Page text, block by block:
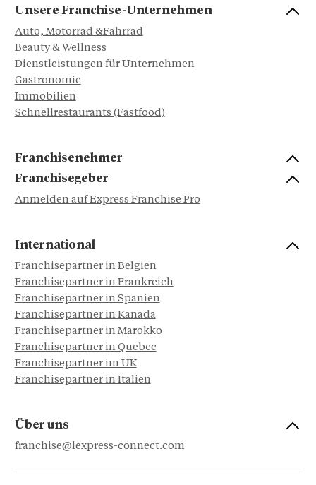
Unsere Franchise-Unternehmen
Auto, Motorrad &Fahrrad
Beauty & Wellness
Dienstleistungen für Unternehmen
Gastronomie
Immobilien
Schnellrestaurants (Fastfood)
Franchisenehmer
Franchisegeber
Anmelden auf Express Franchise Pro
International
Franchisepartner in Belgien
Franchisepartner in Frankreich
Franchisepartner in Spanien
Franchisepartner in Kanada
Franchisepartner in Marokko
Franchisepartner in Quebec
Franchisepartner im UK
Franchisepartner in Italien
Über uns
franchise@lexpress-connect.com